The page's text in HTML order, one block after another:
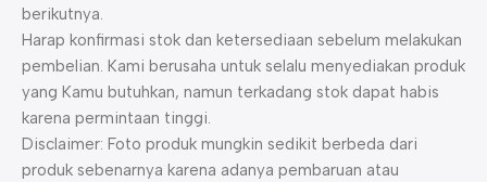
berikutnya.
Harap konfirmasi stok dan ketersediaan sebelum melakukan
pembelian. Kami berusaha untuk selalu menyediakan produk
yang Kamu butuhkan, namun terkadang stok dapat habis
karena permintaan tinggi.
Disclaimer: Foto produk mungkin sedikit berbeda dari
produk sebenarnya karena adanya pembaruan atau